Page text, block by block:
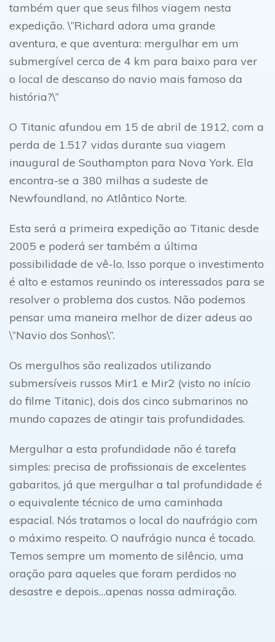
também quer que seus filhos viagem nesta
expedição. \”Richard adora uma grande
aventura, e que aventura: mergulhar em um
submergível cerca de 4 km para baixo para ver
o local de descanso do navio mais famoso da
história?\”
O Titanic afundou em 15 de abril de 1912, com a
perda de 1.517 vidas durante sua viagem
inaugural de Southampton para Nova York. Ela
encontra-se a 380 milhas a sudeste de
Newfoundland, no Atlântico Norte.
Esta será a primeira expedição ao Titanic desde
2005 e poderá ser também a última
possibilidade de vê-lo. Isso porque o investimento
é alto e estamos reunindo os interessados para se
resolver o problema dos custos. Não podemos
pensar uma maneira melhor de dizer adeus ao
\”Navio dos Sonhos\”.
Os mergulhos são realizados utilizando
submersíveis russos Mir1 e Mir2 (visto no início
do filme Titanic), dois dos cinco submarinos no
mundo capazes de atingir tais profundidades.
Mergulhar a esta profundidade não é tarefa
simples: precisa de profissionais de excelentes
gabaritos, já que mergulhar a tal profundidade é
o equivalente técnico de uma caminhada
espacial. Nós tratamos o local do naufrágio com
o máximo respeito. O naufrágio nunca é tocado.
Temos sempre um momento de silêncio, uma
oração para aqueles que foram perdidos no
desastre e depois…apenas nossa admiração.